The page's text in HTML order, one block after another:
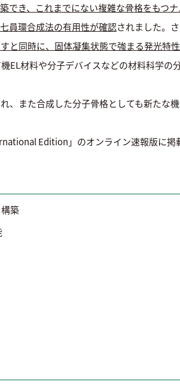
でき、これまでにない複雑な骨格をもつ
員環合成法の有用性が確認されました。
と同時に、固体凝集状態で強まる発光特
EL材料や分子デバイスなどの材料科学の
、また合成した分子骨格としても新たな
Edition」のオンライン速報版に掲
築